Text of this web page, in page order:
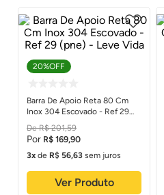
20%OFF
Barra De Apoio Reta 80 Cm
Inox 304 Escovado - Ref 29
(pne) - Leve Vida
R$ 201,59
R$ 169,90
3
de R$ 56,63 sem juros
Ver Produto